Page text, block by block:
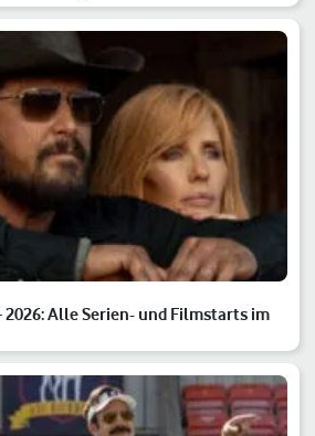
Alle Serien- und Filmstarts im